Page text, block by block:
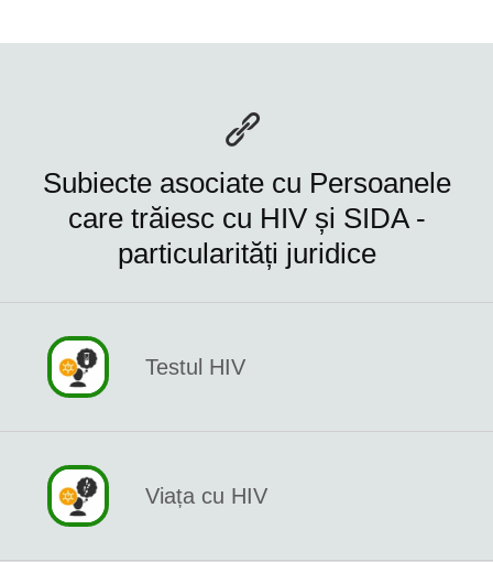
Subiecte asociate cu Persoanele
care trăiesc cu HIV și SIDA -
particularități juridice
Testul HIV
Viața cu HIV